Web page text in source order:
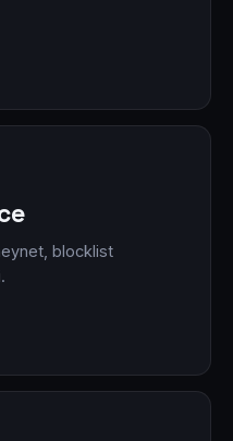
blocklist